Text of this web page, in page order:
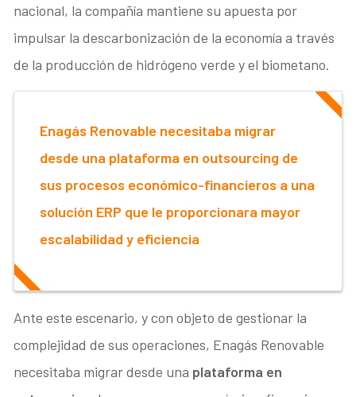
nacional, la compañía mantiene su apuesta por
impulsar la descarbonización de la economía a través
de la producción de hidrógeno verde y el biometano.
Enagás Renovable necesitaba migrar
desde una plataforma en outsourcing de
sus procesos económico-financieros a una
solución ERP que le proporcionara mayor
escalabilidad y eficiencia
Ante este escenario, y con objeto de gestionar la
complejidad de sus operaciones, Enagás Renovable
necesitaba migrar desde una plataforma en